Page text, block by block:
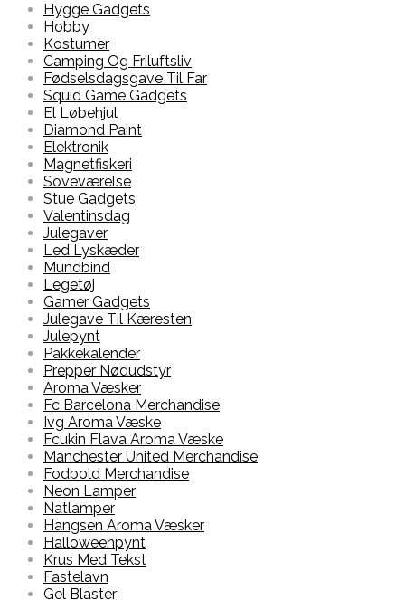
Hygge Gadgets
Hobby
Kostumer
Camping Og Friluftsliv
Fødselsdagsgave Til Far
Squid Game Gadgets
El Løbehjul
Diamond Paint
Elektronik
Magnetfiskeri
Soveværelse
Stue Gadgets
Valentinsdag
Julegaver
Led Lyskæder
Mundbind
Legetøj
Gamer Gadgets
Julegave Til Kæresten
Julepynt
Pakkekalender
Prepper Nødudstyr
Aroma Væsker
Fc Barcelona Merchandise
Ivg Aroma Væske
Fcukin Flava Aroma Væske
Manchester United Merchandise
Fodbold Merchandise
Neon Lamper
Natlamper
Hangsen Aroma Væsker
Halloweenpynt
Krus Med Tekst
Fastelavn
Gel Blaster